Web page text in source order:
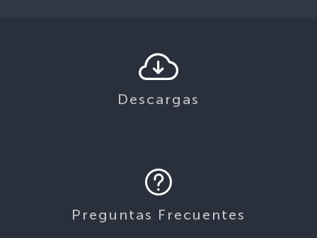
Descargas
Preguntas Frecuentes